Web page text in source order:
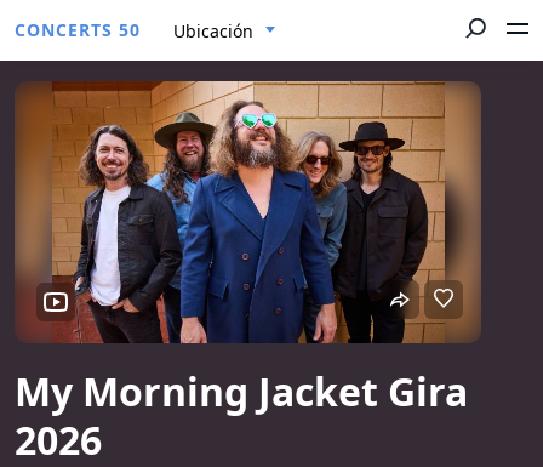
CONCERTS 50 Ubicación
My Morning Jacket Gira
2026